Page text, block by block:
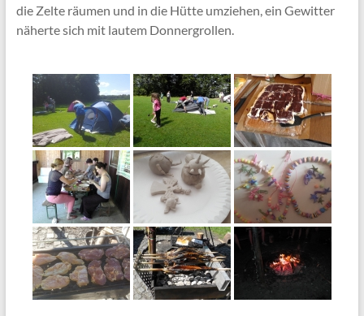
die Zelte räumen und in die Hütte umziehen, ein Gewitter
näherte sich mit lautem Donnergrollen.